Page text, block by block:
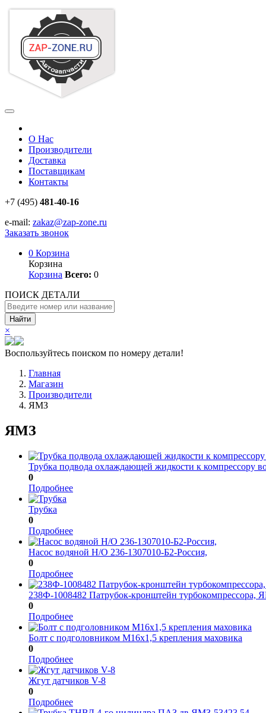
О Нас
Производители
Доставка
Поставщикам
Контакты
+7 (495) 481-40-16
e-mail: zakaz@zap-zone.ru
Заказать звонок
0 Корзина
Корзина
Корзина Всего: 0
ПОИСК ДЕТАЛИ
Найти
×
Воспользуйтесь поиском по номеру детали!
Главная
Магазин
Производители
ЯМЗ
ЯМЗ
Трубка подвода охлаждающей жидкости к компрессору
0
Подробнее
Трубка
0
Подробнее
Насос водяной Н/О 236-1307010-Б2-Россия,
0
Подробнее
238Ф-1008482 Патрубок-кронштейн турбокомпрессора,
0
Подробнее
Болт с подголовником М16x1,5 крепления маховика
0
Подробнее
Жгут датчиков V-8
0
Подробнее